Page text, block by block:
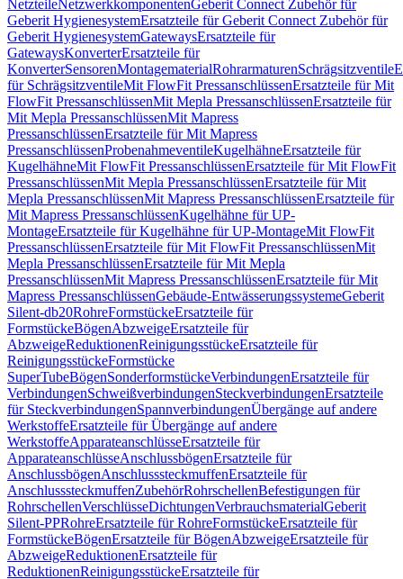
NetzteileNetzwerkkomponentenGeberit Connect Zubehör für
Geberit HygienesystemErsatzteile für Geberit Connect Zubehör für
Geberit HygienesystemGatewaysErsatzteile für
GatewaysKonverterErsatzteile für
KonverterSensorenMontagematerialRohrarmaturenSchrägsitzventile
für SchrägsitzventileMit FlowFit PressanschlüssenErsatzteile für Mit
FlowFit PressanschlüssenMit Mepla PressanschlüssenErsatzteile für
Mit Mepla PressanschlüssenMit Mapress
PressanschlüssenErsatzteile für Mit Mapress
PressanschlüssenProbenahmeventileKugelhähneErsatzteile für
KugelhähneMit FlowFit PressanschlüssenErsatzteile für Mit FlowFit
PressanschlüssenMit Mepla PressanschlüssenErsatzteile für Mit
Mepla PressanschlüssenMit Mapress PressanschlüssenErsatzteile für
Mit Mapress PressanschlüssenKugelhähne für UP-
MontageErsatzteile für Kugelhähne für UP-MontageMit FlowFit
PressanschlüssenErsatzteile für Mit FlowFit PressanschlüssenMit
Mepla PressanschlüssenErsatzteile für Mit Mepla
PressanschlüssenMit Mapress PressanschlüssenErsatzteile für Mit
Mapress PressanschlüssenGebäude-EntwässerungssystemeGeberit
Silent-db20RohreFormstückeErsatzteile für
FormstückeBögenAbzweigeErsatzteile für
AbzweigeReduktionenReinigungsstückeErsatzteile für
ReinigungsstückeFormstücke
SuperTubeBögenSonderformstückeVerbindungenErsatzteile für
VerbindungenSchweißverbindungenSteckverbindungenErsatzteile
für SteckverbindungenSpannverbindungenÜbergänge auf andere
WerkstoffeErsatzteile für Übergänge auf andere
WerkstoffeApparateanschlüsseErsatzteile für
ApparateanschlüsseAnschlussbögenErsatzteile für
AnschlussbögenAnschlusssteckmuffenErsatzteile für
AnschlusssteckmuffenZubehörRohrschellenBefestigungen für
RohrschellenVerschlüsseDichtungenVerbrauchsmaterialGeberit
Silent-PPRohreErsatzteile für RohreFormstückeErsatzteile für
FormstückeBögenErsatzteile für BögenAbzweigeErsatzteile für
AbzweigeReduktionenErsatzteile für
ReduktionenReinigungsstückeErsatzteile für